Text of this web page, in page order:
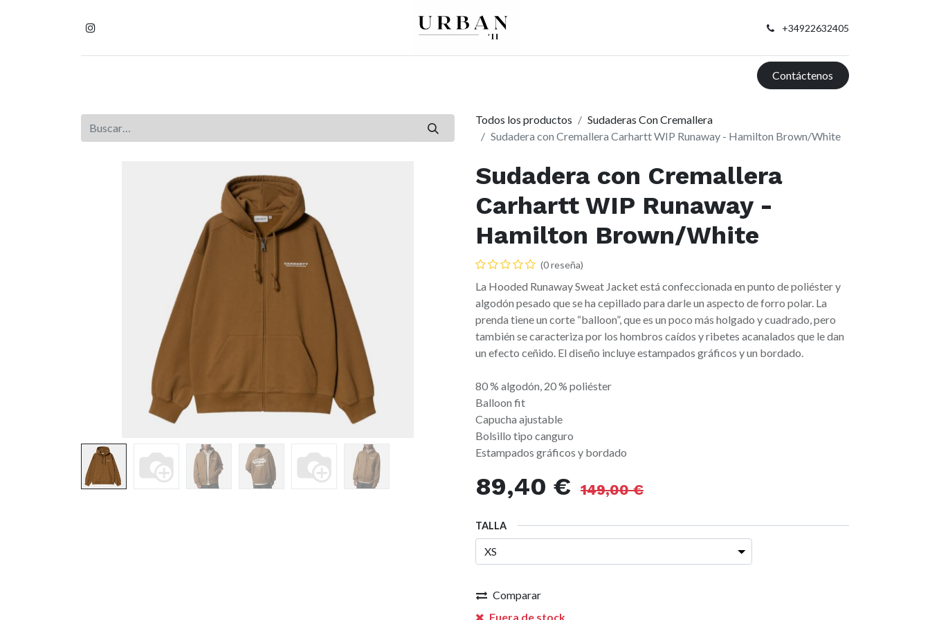
+34922632405
Contáctenos
Todos los productos
Sudaderas Con Cremallera
Sudadera con Cremallera Carhartt WIP Runaway - Hamilton Brown/White
Sudadera con Cremallera
Carhartt WIP Runaway -
Hamilton Brown/White
(0 reseña)
La Hooded Runaway Sweat Jacket está confeccionada en punto de poliéster y
algodón pesado que se ha cepillado para darle un aspecto de forro polar. La
prenda tiene un corte “balloon”, que es un poco más holgado y cuadrado, pero
también se caracteriza por los hombros caídos y ribetes acanalados que le dan
un efecto ceñido. El diseño incluye estampados gráficos y un bordado.
80 % algodón, 20 % poliéster
Balloon fit
Capucha ajustable
Bolsillo tipo canguro
Estampados gráficos y bordado
89,40 € 149,00€
TALLA
Comparar
Fuera de stock